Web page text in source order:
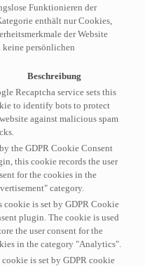
Funktionieren der
enthält nur Cookies,
der Website
keine persönlichen
Beschreibung
Recaptcha service sets this
to identify bots to protect
against malicious spam
the GDPR Cookie Consent
this cookie records the user
for the cookies in the
category.
cookie is set by GDPR Cookie
plugin. The cookie is used
the user consent for the
in the category "Analytics".
cookie is set by GDPR cookie